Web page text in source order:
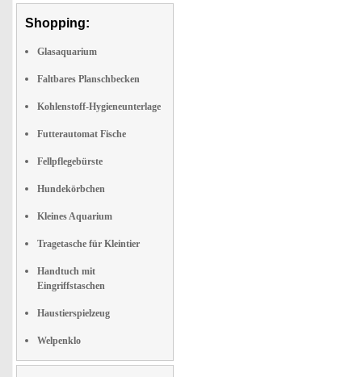
Shopping:
Glasaquarium
Faltbares Planschbecken
Kohlenstoff-Hygieneunterlage
Futterautomat Fische
Fellpflegebürste
Hundekörbchen
Kleines Aquarium
Tragetasche für Kleintier
Handtuch mit
Eingriffstaschen
Haustierspielzeug
Welpenklo